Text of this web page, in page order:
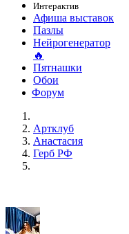
Интерактив
Афиша выставок
Пазлы
Нейрогенератор
🔥
Пятнашки
Обои
Форум
Артклуб
Анастасия
Герб РФ